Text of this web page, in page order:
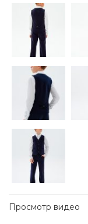
Просмотр видео